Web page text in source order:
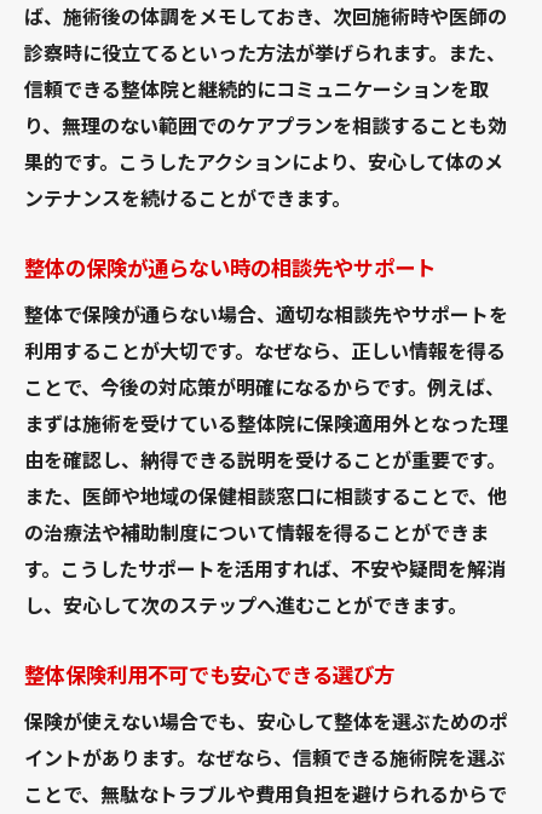
ば、施術後の体調をメモしておき、次回施術時や医師の
診察時に役立てるといった方法が挙げられます。また、
信頼できる整体院と継続的にコミュニケーションを取
り、無理のない範囲でのケアプランを相談することも効
果的です。こうしたアクションにより、安心して体のメ
ンテナンスを続けることができます。
整体の保険が通らない時の相談先やサポート
整体で保険が通らない場合、適切な相談先やサポートを
利用することが大切です。なぜなら、正しい情報を得る
ことで、今後の対応策が明確になるからです。例えば、
まずは施術を受けている整体院に保険適用外となった理
由を確認し、納得できる説明を受けることが重要です。
また、医師や地域の保健相談窓口に相談することで、他
の治療法や補助制度について情報を得ることができま
す。こうしたサポートを活用すれば、不安や疑問を解消
し、安心して次のステップへ進むことができます。
整体保険利用不可でも安心できる選び方
保険が使えない場合でも、安心して整体を選ぶためのポ
イントがあります。なぜなら、信頼できる施術院を選ぶ
ことで、無駄なトラブルや費用負担を避けられるからで